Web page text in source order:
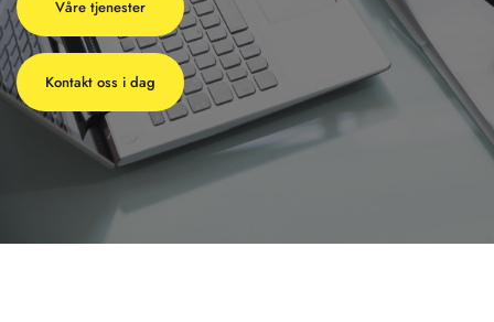
Våre tjenester
Kontakt oss i dag